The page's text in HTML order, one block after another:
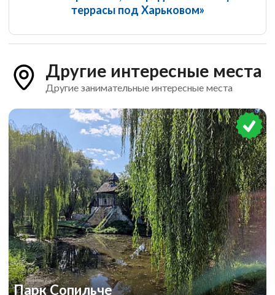
террасы под Харьковом»
Другие интересные места
Другие занимательные интересные места
Парк Сопильче